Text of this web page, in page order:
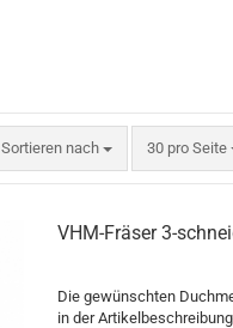
Sortieren nach
Sortieren nach 30 pro Seite
pro Seite
VHM-Fräser 3-
Die gewünschten
in der